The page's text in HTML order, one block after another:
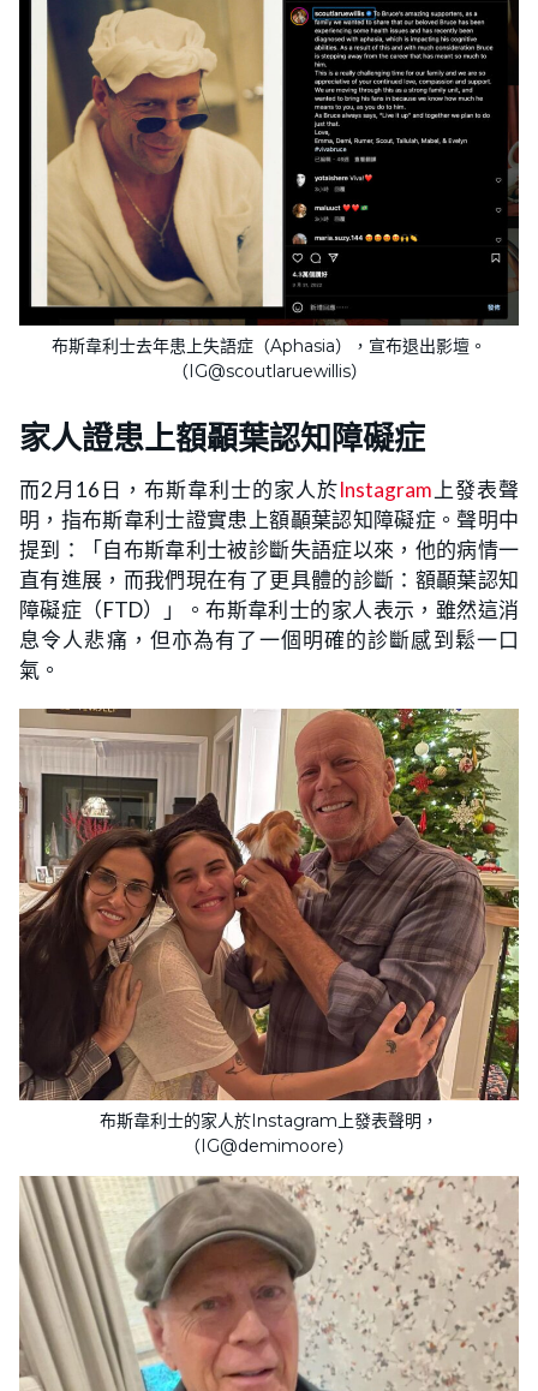
布斯韋利士去年患上失語症（Aphasia），宣布退出影壇。
（IG@scoutlaruewillis）
家人證患上額顳葉認知障礙症
而2月16日，布斯韋利士的家人於Instagram 上發表聲
明，指布斯韋利士證實患上額顳葉認知障礙症。聲明中
提到：「自布斯韋利士被診斷失語症以來，他的病情一
直有進展，而我們現在有了更具體的診斷：額顳葉認知
障礙症（FTD）」。布斯韋利士的家人表示，雖然這消
息令人悲痛，但亦為有了一個明確的診斷感到鬆一口
氣。
布斯韋利士的家人於Instagram上發表聲明，
（IG@demimoore）